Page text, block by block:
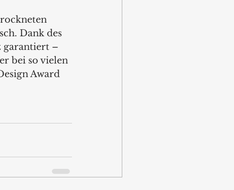
Dank des
garantiert –
bei so vielen
Award